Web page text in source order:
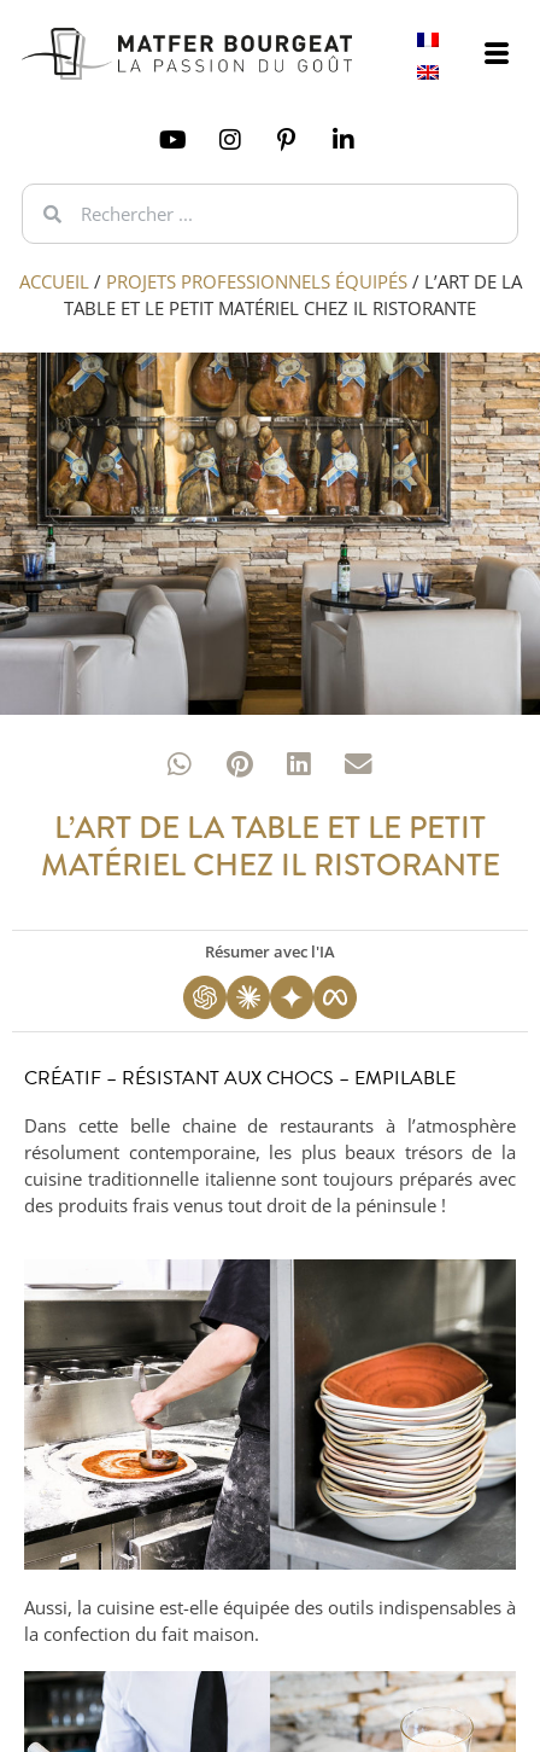
ACCUEIL/ PROJETS PROFESSIONNELS ÉQUIPÉS/ L’ART DE LA
TABLE ET LE PETIT MATÉRIEL CHEZ IL RISTORANTE
L’ART DE LA TABLE ET LE PETIT
MATÉRIEL CHEZ IL RISTORANTE
Résumer avec l'IA
CRÉATIF – RÉSISTANT AUX CHOCS – EMPILABLE
Dans cette belle chaine de restaurants à l’atmosphère
résolument contemporaine, les plus beaux trésors de la
cuisine traditionnelle italienne sont toujours préparés avec
des produits frais venus tout droit de la péninsule !
Aussi, la cuisine est-elle équipée des outils indispensables à
la confection du fait maison.